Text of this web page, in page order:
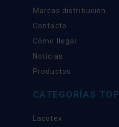
Marcas distribución
Contacto
Cómo llegar
Noticias
Productos
CATEGORÍAS TOP
Lacotex